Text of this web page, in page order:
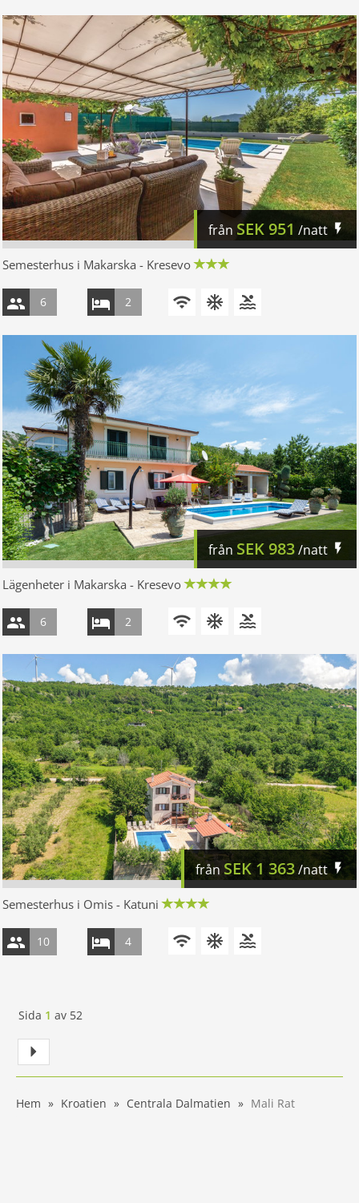
från SEK951 /natt
Semesterhus i Makarska - Kresevo
6 2
från SEK983/natt
Lägenheter i Makarska - Kresevo
6 2
från SEK 1 363/natt
Semesterhus i Omis - Katuni
10 4
Sida 1 av 52
Hem Kroatien Centrala Dalmatien Mali Rat